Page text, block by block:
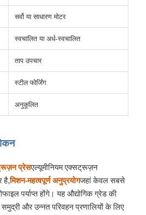
सर्वो या साधारण मोटर
स्वचालित या अर्ध-स्वचालित
ताप उपचार
स्टील फोर्जिंग
अनुकूलित
प्रेसएल्यूमीनियम एक्सट्रूज़न
है,मिशन-महत्वपूर्ण अनुप्रयोगजहां केवल सबसे
पर्याप्त होंगे। यह औद्योगिक ग्रेड की
और उन्नत परिवहन प्रणालियों के लिए